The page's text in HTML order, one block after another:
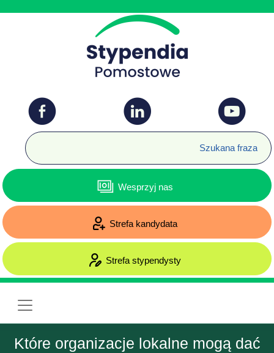
Wesprzyj nas
Strefa kandydata
Strefa stypendysty
Które organizacje lokalne mogą dać